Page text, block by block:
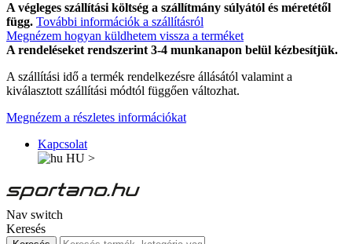
A végleges szállítási költség a szállítmány súlyától és méretétől
függ. További információk a szállításról
Megnézem hogyan küldhetem vissza a terméket
A rendeléseket rendszerint 3-4 munkanapon belül kézbesítjük.
A szállítási idő a termék rendelkezésre állásától valamint a
kiválasztott szállítási módtól függően változhat.
Megnézem a részletes információkat
Kapcsolat
HU >
Nav switch
Keresés